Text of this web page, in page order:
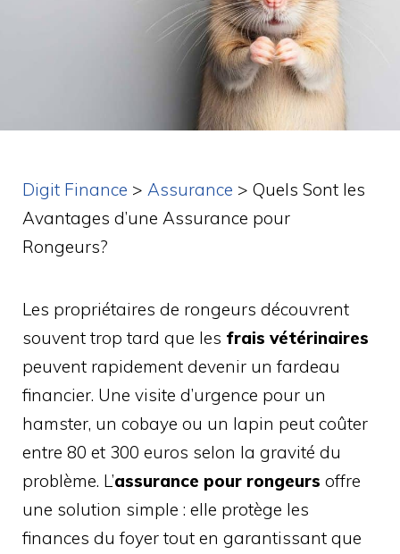
Digit Finance > Assurance > Quels Sont les
Avantages d’une Assurance pour
Rongeurs?
Les propriétaires de rongeurs découvrent
souvent trop tard que les frais vétérinaires
peuvent rapidement devenir un fardeau
financier. Une visite d’urgence pour un
hamster, un cobaye ou un lapin peut coûter
entre 80 et 300 euros selon la gravité du
problème. L’assurance pour rongeurs offre
une solution simple : elle protège les
finances du foyer tout en garantissant que